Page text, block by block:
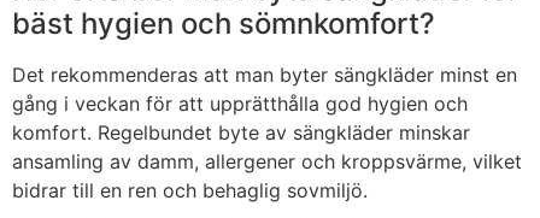
bäst hygien och sömnkomfort?
Det rekommenderas att man byter sängkläder minst en
gång i veckan för att upprätthålla god hygien och
komfort. Regelbundet byte av sängkläder minskar
ansamling av damm, allergener och kroppsvärme, vilket
bidrar till en ren och behaglig sovmiljö.